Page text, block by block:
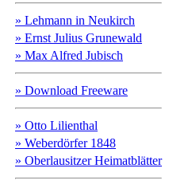
» Lehmann in Neukirch
» Ernst Julius Grunewald
» Max Alfred Jubisch
» Download Freeware
» Otto Lilienthal
» Weberdörfer 1848
» Oberlausitzer Heimatblätter